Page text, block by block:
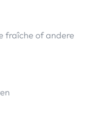
fraîche of andere